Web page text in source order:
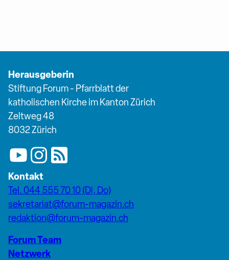
Herausgeberin
Stiftung Forum - Pfarrblatt der
katholischen Kirche im Kanton Zürich
Zeltweg 48
8032 Zürich
Kontakt
Tel. 044 555 70 10 (Di, Do)
sekretariat@forum-magazin.ch
redaktion@forum-magazin.ch
Forum Team
Netzwerk